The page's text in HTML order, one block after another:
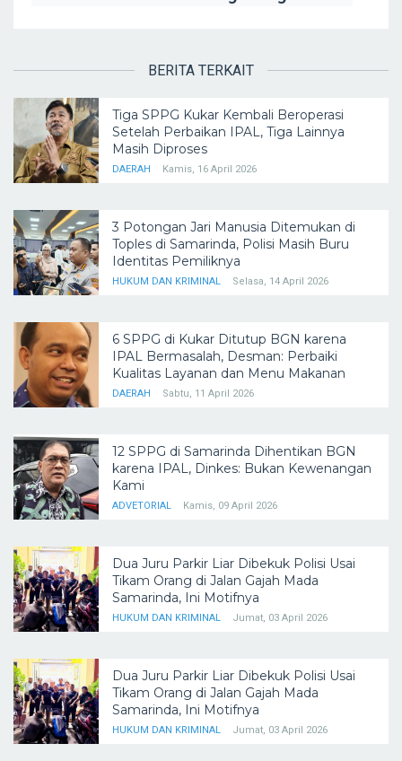
BERITA TERKAIT
Tiga SPPG Kukar Kembali Beroperasi
Setelah Perbaikan IPAL, Tiga Lainnya
Masih Diproses
DAERAH Kamis, 16 April 2026
3 Potongan Jari Manusia Ditemukan di
Toples di Samarinda, Polisi Masih Buru
Identitas Pemiliknya
HUKUM DAN KRIMINAL Selasa, 14 April 2026
6 SPPG di Kukar Ditutup BGN karena
IPAL Bermasalah, Desman: Perbaiki
Kualitas Layanan dan Menu Makanan
DAERAH Sabtu, 11 April 2026
12 SPPG di Samarinda Dihentikan BGN
karena IPAL, Dinkes: Bukan Kewenangan
Kami
ADVETORIAL Kamis, 09 April 2026
Dua Juru Parkir Liar Dibekuk Polisi Usai
Tikam Orang di Jalan Gajah Mada
Samarinda, Ini Motifnya
HUKUM DAN KRIMINAL Jumat, 03 April 2026
Dua Juru Parkir Liar Dibekuk Polisi Usai
Tikam Orang di Jalan Gajah Mada
Samarinda, Ini Motifnya
HUKUM DAN KRIMINAL Jumat, 03 April 2026